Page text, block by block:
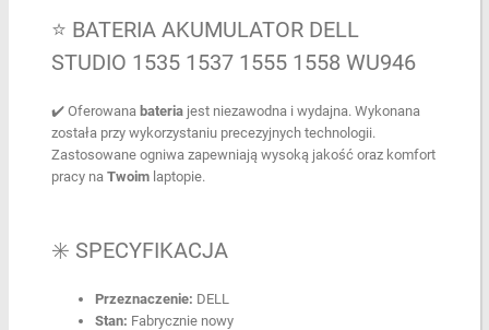
⭐ BATERIA AKUMULATOR DELL
STUDIO 1535 1537 1555 1558 WU946
✔️ Oferowana bateriajest niezawodna i wydajna. Wykonana
została przy wykorzystaniu precezyjnych technologii.
Zastosowane ogniwa zapewniają wysoką jakość oraz komfort
pracy na Twoim laptopie.
✳️ SPECYFIKACJA
Przeznaczenie: DELL
Stan: Fabrycznie nowy